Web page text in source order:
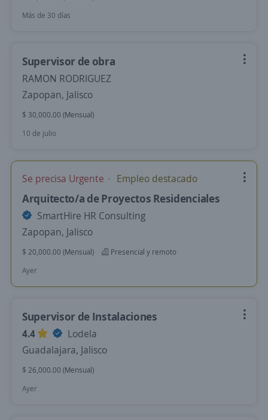
Más de 30 días
Supervisor de obra
RAMON RODRIGUEZ
Zapopan, Jalisco
$ 30,000.00 (Mensual)
10 de julio
Se precisa Urgente Empleo destacado
Arquitecto/a de Proyectos Residenciales
SmartHire HR Consulting
Zapopan, Jalisco
$ 20,000.00 (Mensual)
Presencial y remoto
Ayer
Supervisor de Instalaciones
4.4
Lodela
Guadalajara, Jalisco
$ 26,000.00 (Mensual)
Ayer